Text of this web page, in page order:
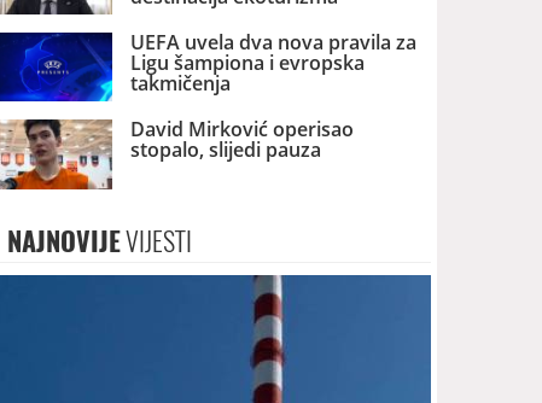
UEFA uvela dva nova pravila za
Ligu šampiona i evropska
takmičenja
David Mirković operisao
stopalo, slijedi pauza
NAJNOVIJEVIJESTI